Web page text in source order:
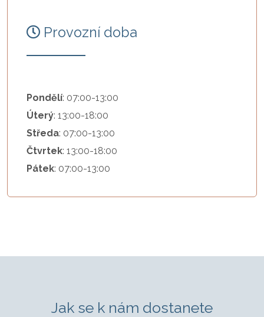
Provozní doba
Pondělí: 07:00-13:00
Úterý: 13:00-18:00
Středa: 07:00-13:00
Čtvrtek: 13:00-18:00
Pátek: 07:00-13:00
Jak se k nám dostanete